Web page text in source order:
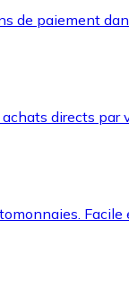
de paiement
directs par
Facile